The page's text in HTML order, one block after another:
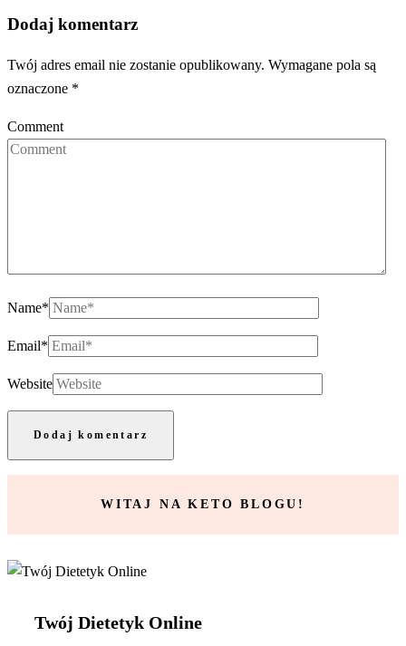
Dodaj komentarz
Twój adres email nie zostanie opublikowany. Wymagane pola są
oznaczone *
Comment
Name*
Email*
Website
WITAJ NA KETO BLOGU!
Twój Dietetyk Online